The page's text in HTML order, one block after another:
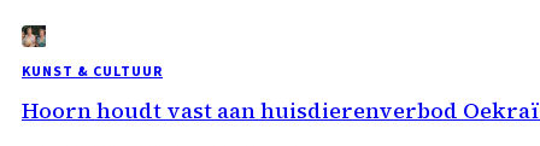
KUNST & CULTUUR
Hoorn houdt vast aan huisdierenverbod